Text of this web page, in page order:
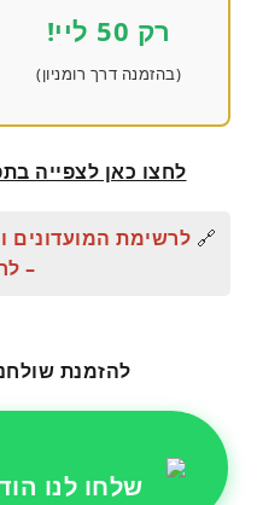
רק 50 ליי!
(בהזמנה דרך רומניון)
לחצו כאן לצפייה
🔗 לרשימת המועדונים
–
להזמנת
שלחו לנו